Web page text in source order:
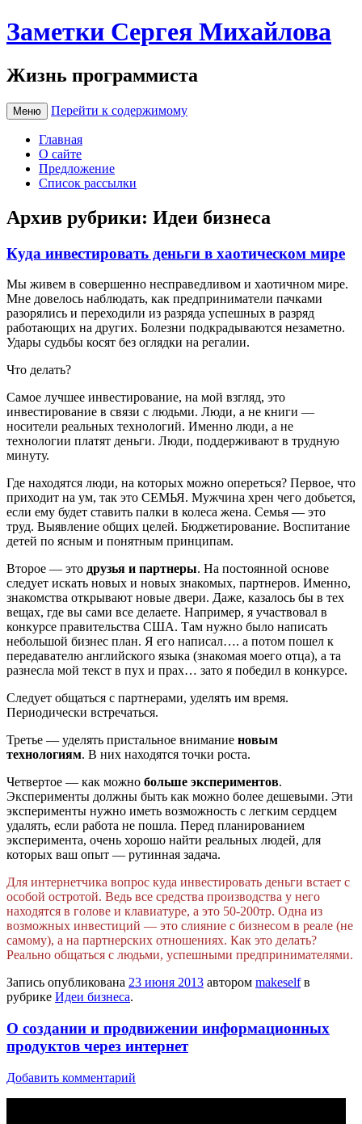
Заметки Сергея Михайлова
Жизнь программиста
Меню Перейти к содержимому
Главная
О сайте
Предложение
Список рассылки
Архив рубрики: Идеи бизнеса
Куда инвестировать деньги в хаотическом мире
Мы живем в совершенно несправедливом и хаотичном мире.
Мне довелось наблюдать, как предприниматели пачками
разорялись и переходили из разряда успешных в разряд
работающих на других. Болезни подкрадываются незаметно.
Удары судьбы косят без оглядки на регалии.
Что делать?
Самое лучшее инвестирование, на мой взгляд, это
инвестирование в связи с людьми. Люди, а не книги —
носители реальных технологий. Именно люди, а не
технологии платят деньги. Люди, поддерживают в трудную
минуту.
Где находятся люди, на которых можно опереться? Первое, что
приходит на ум, так это СЕМЬЯ. Мужчина хрен чего добьется,
если ему будет ставить палки в колеса жена. Семья — это
труд. Выявление общих целей. Бюджетирование. Воспитание
детей по ясным и понятным принципам.
Второе — это друзья и партнеры. На постоянной основе
следует искать новых и новых знакомых, партнеров. Именно,
знакомства открывают новые двери. Даже, казалось бы в тех
вещах, где вы сами все делаете. Например, я участвовал в
конкурсе правительства США. Там нужно было написать
небольшой бизнес план. Я его написал…. а потом пошел к
передавателю английского языка (знакомая моего отца), а та
разнесла мой текст в пух и прах… зато я победил в конкурсе.
Следует общаться с партнерами, уделять им время.
Периодически встречаться.
Третье — уделять пристальное внимание новым
технологиям. В них находятся точки роста.
Четвертое — как можно больше экспериментов.
Эксперименты должны быть как можно более дешевыми. Эти
эксперименты нужно иметь возможность с легким сердцем
удалять, если работа не пошла. Перед планированием
эксперимента, очень хорошо найти реальных людей, для
которых ваш опыт — рутинная задача.
Для интернетчика вопрос куда инвестировать деньги встает с
особой остротой. Ведь все средства производства у него
находятся в голове и клавиатуре, а это 50-200тр. Одна из
возможных инвестиций — это слияние с бизнесом в реале (не
самому), а на партнерских отношениях. Как это делать?
Реально общаться с людьми, успешными предпринимателями.
Запись опубликована 23 июня 2013 автором makeselfв
рубрике Идеи бизнеса.
О создании и продвижении информационных
продуктов через интернет
Добавить комментарий